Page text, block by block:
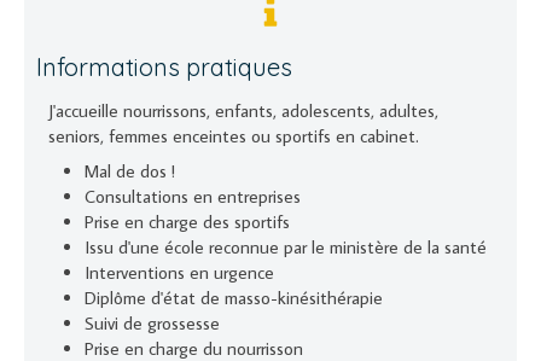
Informations pratiques
J'accueille nourrissons, enfants, adolescents, adultes,
seniors, femmes enceintes ou sportifs en cabinet.
Mal de dos !
Consultations en entreprises
Prise en charge des sportifs
Issu d'une école reconnue par le ministère de la santé
Interventions en urgence
Diplôme d'état de masso-kinésithérapie
Suivi de grossesse
Prise en charge du nourrisson